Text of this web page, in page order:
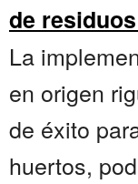
de
La
en origen
de éxito
huertos,